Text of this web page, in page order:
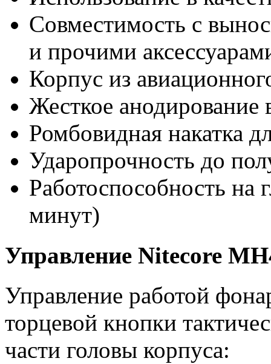
Совместимость с
и прочими
Корпус из
Жесткое анодирование
Ромбовидная накатка
Ударопрочность до
Работоспособность на
минут)
Управление Nitecore
Управление работой
торцевой кнопки
части головы корпуса: